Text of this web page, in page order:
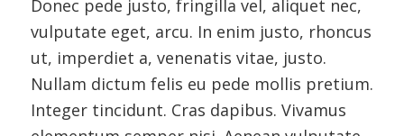
Donec pede justo, fringilla vel, aliquet nec,
vulputate eget, arcu. In enim justo, rhoncus
ut, imperdiet a, venenatis vitae, justo.
Nullam dictum felis eu pede mollis pretium.
Integer tincidunt. Cras dapibus. Vivamus